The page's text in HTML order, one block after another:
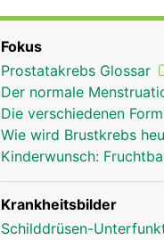
Hormonproduktion der
sie dazu sechs
übergeordneten Areal
reagiert sie direkt auf
genügend
Steuerhormons für die
Fokus
Prostatakrebs Glossar
Der normale
Die verschiedenen
Wie wird Brustkrebs
Kinderwunsch:
Krankheitsbilder
Schilddrüsen-